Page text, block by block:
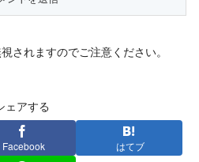
されますのでご注意ください。
ェアする
Facebook はてブ